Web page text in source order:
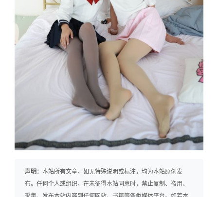
声明： 本站所有文章，如无特殊说明或标注，均为本站原创发
布。任何个人或组织，在未征得本站同意时，禁止复制、盗用、